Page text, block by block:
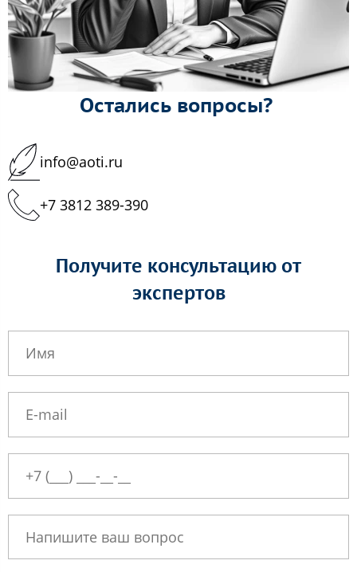
Остались вопросы?
info@aoti.ru
+7 3812 389-390
Получите консультацию от
экспертов